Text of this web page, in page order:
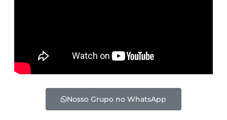
Nosso Grupo no WhatsApp